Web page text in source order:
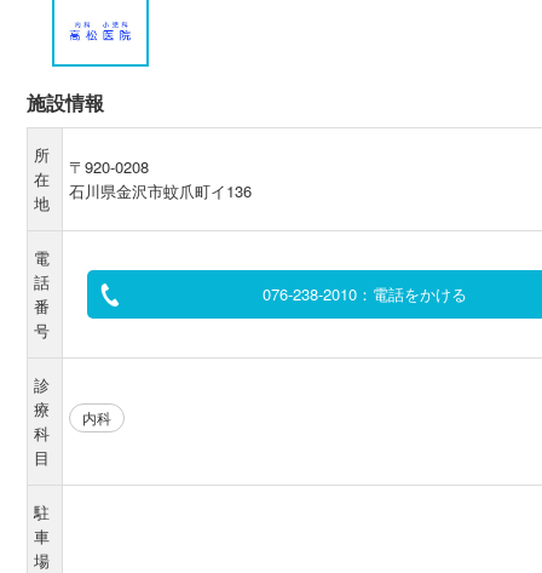
施設情報
所
在
地
〒920-0208
石川県金沢市蚊爪町イ136
電
話
番
号
076-238-2010：電話をかける
診
療
科
目
内科
駐
車
場